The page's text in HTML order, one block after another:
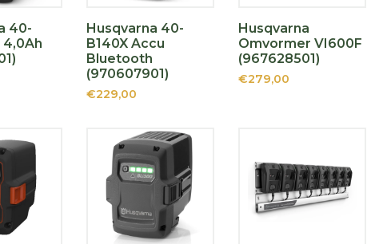
40-
4,0Ah
Husqvarna 40-
B140X Accu
Bluetooth
(970607901)
€229,00
Husqvarna
Omvormer VI600F
(967628501)
€279,00